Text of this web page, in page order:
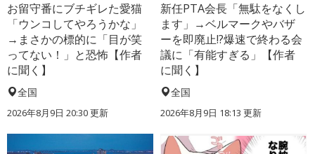
お留守番にブチギレた愛猫
「ウンコしてやろうかな」
→まさかの標的に「目が笑
ってない！」と恐怖【作者
に聞く】
全国
2026年8月9日 20:30更新
新任PTA会長「無駄をなくし
ます」→ベルマークやバザ
ーを即廃止!?爆速で終わる会
議に「有能すぎる」【作者
に聞く】
全国
2026年8月9日 18:13 更新